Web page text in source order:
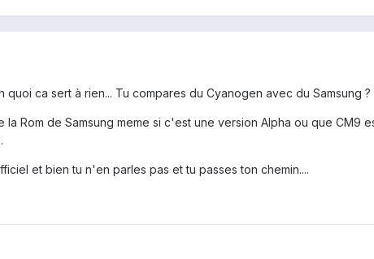
quoi ca sert à rien... Tu compares du Cyanogen avec du
Rom de Samsung meme si c'est une version Alpha ou que CM9
et bien tu n'en parles pas et tu passes ton chemin....